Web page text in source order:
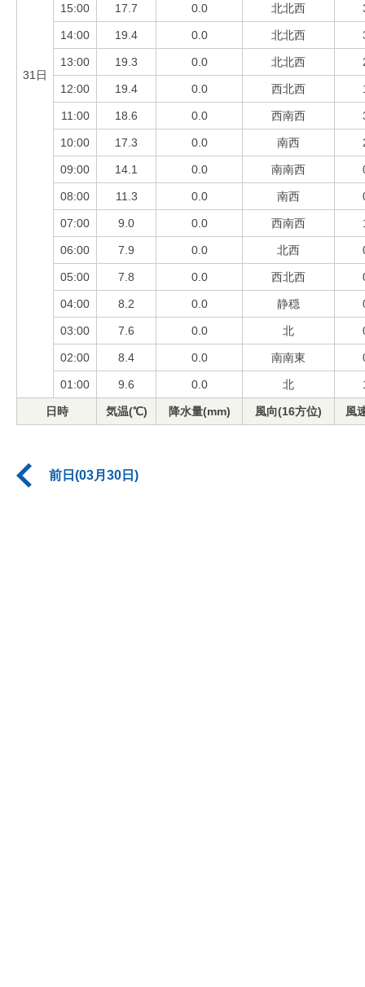
31日
15:00 17.7 0.0 北北西
14:00 19.4 0.0 北北西
13:00 19.3 0.0 北北西
12:00 19.4 0.0 西北西
11:00 18.6 0.0 西南西
10:00 17.3 0.0 南西
09:00 14.1 0.0 南南西
08:00 11.3 0.0 南西
07:00 9.0 0.0 西南西
06:00 7.9 0.0 北西
05:00 7.8 0.0 西北西
04:00 8.2 0.0 静穏
03:00 7.6 0.0 北
02:00 8.4 0.0 南南東
01:00 9.6 0.0 北
日時 気温(℃) 降水量(mm) 風向(16方位) 風
前日(03月30日)